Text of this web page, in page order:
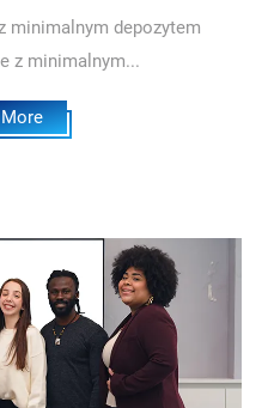
minimalnym depozytem
z minimalnym...